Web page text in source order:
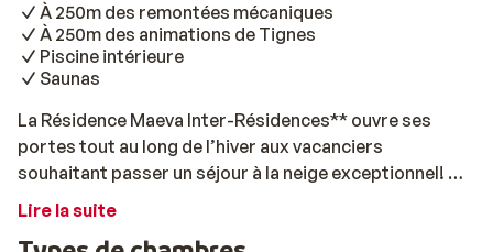
À 250m des remontées mécaniques
À 250m des animations de Tignes
Piscine intérieure
Saunas
La Résidence Maeva Inter-Résidences** ouvre ses
portes tout au long de l’hiver aux vacanciers
souhaitant passer un séjour à la neige exceptionnel! À
250 mètres des remontées mécaniques de l’Espace
Lire la suite